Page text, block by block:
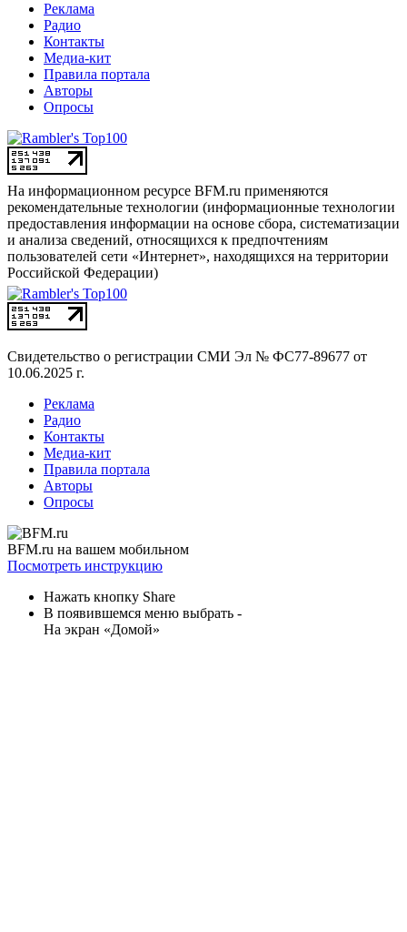
Реклама
Радио
Контакты
Медиа-кит
Правила портала
Авторы
Опросы
На информационном ресурсе BFM.ru применяются
рекомендательные технологии (информационные технологии
предоставления информации на основе сбора, систематизации
и анализа сведений, относящихся к предпочтениям
пользователей сети «Интернет», находящихся на территории
Российской Федерации)
Свидетельство о регистрации СМИ Эл № ФС77-89677 от
10.06.2025 г.
Реклама
Радио
Контакты
Медиа-кит
Правила портала
Авторы
Опросы
BFM.ru на вашем мобильном
Посмотреть инструкцию
Нажать кнопку Share
В появившемся меню выбрать -
На экран «Домой»